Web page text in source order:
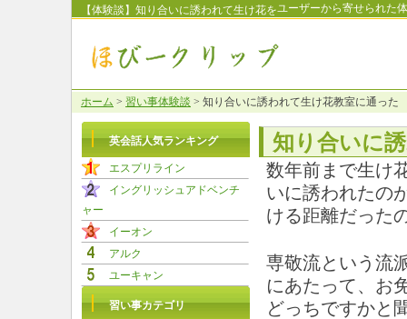
【体験談】知り合いに誘われて生け花をユーザーから寄せられた
ホーム > 習い事体験談 > 知り合いに誘われて生け花教室に通った
知り合いに
数年前まで生け
いに誘われたの
ける距離だった
専敬流という流
にあたって、お
どっちですかと
英会話人気ランキング
エスプリライン
イングリッシュアドベンチ
ャー
イーオン
アルク
ユーキャン
習い事カテゴリ